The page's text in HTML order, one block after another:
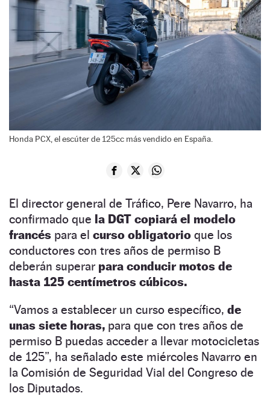
Honda PCX, el escúter de 125cc más vendido en España.
El director general de Tráfico, Pere Navarro, ha
confirmado que la DGT copiará el modelo
francés para el curso obligatorio que los
conductores con tres años de permiso B
deberán superar para conducir motos de
hasta 125 centímetros cúbicos.
“Vamos a establecer un curso específico, de
unas siete horas, para que con tres años de
permiso B puedas acceder a llevar motocicletas
de 125”, ha señalado este miércoles Navarro en
la Comisión de Seguridad Vial del Congreso de
los Diputados.